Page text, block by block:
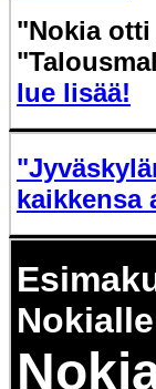
"Nokia
lue lisää!
kaikkensa